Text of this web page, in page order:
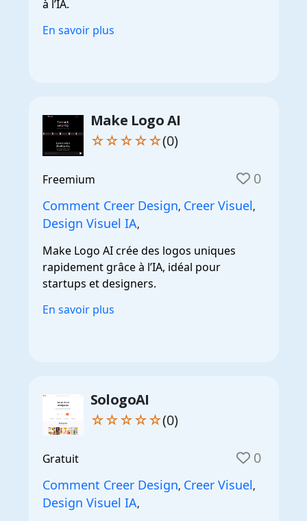
à l’IA.
En savoir plus
Make Logo AI
☆☆☆☆☆(0)
Freemium 0
Comment Creer Design, Creer Visuel,
Design Visuel IA,
Make Logo AI crée des logos uniques
rapidement grâce à l’IA, idéal pour
startups et designers.
En savoir plus
SologoAI
☆☆☆☆☆(0)
Gratuit 0
Comment Creer Design, Creer Visuel,
Design Visuel IA,